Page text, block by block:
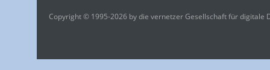
Copyright © 1995-2026 by die vernetzer Gesellschaft für digitale